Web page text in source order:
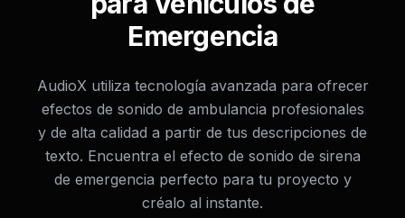
Emergencia
AudioX utiliza tecnología avanzada para ofrecer
efectos de sonido de ambulancia profesionales
y de alta calidad a partir de tus descripciones de
texto. Encuentra el efecto de sonido de sirena
de emergencia perfecto para tu proyecto y
créalo al instante.